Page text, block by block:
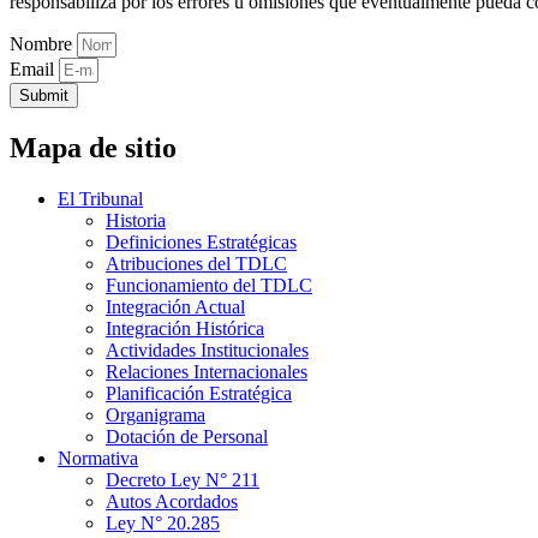
Nombre
Email
Submit
Mapa de sitio
El Tribunal
Historia
Definiciones Estratégicas
Atribuciones del TDLC
Funcionamiento del TDLC
Integración Actual
Integración Histórica
Actividades Institucionales
Relaciones Internacionales
Planificación Estratégica
Organigrama
Dotación de Personal
Normativa
Decreto Ley N° 211
Autos Acordados
Ley N° 20.285